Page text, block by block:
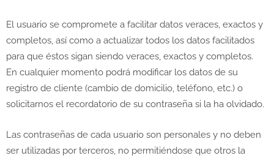
El usuario se compromete a facilitar datos veraces, exactos y
completos, así como a actualizar todos los datos facilitados
para que éstos sigan siendo veraces, exactos y completos.
En cualquier momento podrá modificar los datos de su
registro de cliente (cambio de domicilio, teléfono, etc.) o
solicitarnos el recordatorio de su contraseña si la ha olvidado.
Las contraseñas de cada usuario son personales y no deben
ser utilizadas por terceros, no permitiéndose que otros la